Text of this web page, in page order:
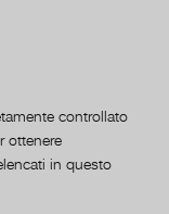
controllato
ottenere
in questo